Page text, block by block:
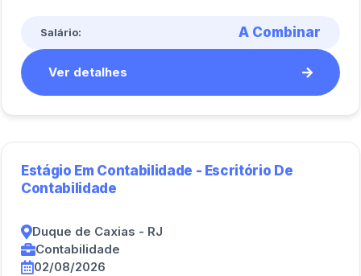
Salário: A Combinar
Ver detalhes
Estágio Em Contabilidade - Escritório De
Contabilidade
Duque de Caxias - RJ
Contabilidade
02/08/2026